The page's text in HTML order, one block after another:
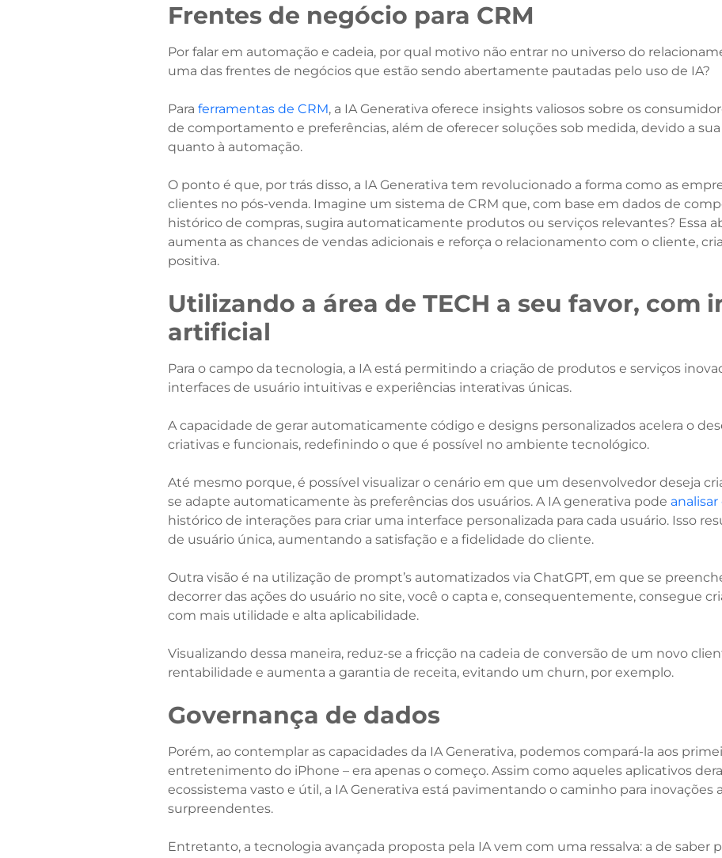
Frentes de negócio para CRM
Por falar em automação e cadeia, por qual motivo não entrar no universo do
uma das frentes de negócios que estão sendo abertamente pautadas pelo uso de IA?
Para ferramentas de CRM, a IA Generativa oferece insights valiosos sobre os
de comportamento e preferências, além de oferecer soluções sob medida, devido a
quanto à automação.
O ponto é que, por trás disso, a IA Generativa tem revolucionado a forma como as
clientes no pós-venda. Imagine um sistema de CRM que, com base em dados de
histórico de compras, sugira automaticamente produtos ou serviços relevantes? Essa
aumenta as chances de vendas adicionais e reforça o relacionamento com o cliente,
positiva.
Utilizando a área de TECH a seu favor, com
artificial
Para o campo da tecnologia, a IA está permitindo a criação de produtos e serviços
interfaces de usuário intuitivas e experiências interativas únicas.
A capacidade de gerar automaticamente código e designs personalizados acelera o
criativas e funcionais, redefinindo o que é possível no ambiente tecnológico.
Até mesmo porque, é possível visualizar o cenário em que um desenvolvedor deseja
se adapte automaticamente às preferências dos usuários. A IA generativa pode
histórico de interações para criar uma interface personalizada para cada usuário. Isso
de usuário única, aumentando a satisfação e a fidelidade do cliente.
Outra visão é na utilização de prompt’s automatizados via ChatGPT, em que se
decorrer das ações do usuário no site, você o capta e, consequentemente, consegue
com mais utilidade e alta aplicabilidade.
Visualizando dessa maneira, reduz-se a fricção na cadeia de conversão de um novo
rentabilidade e aumenta a garantia de receita, evitando um churn, por exemplo.
Governança de dados
Porém, ao contemplar as capacidades da IA Generativa, podemos compará-la aos
entretenimento do iPhone – era apenas o começo. Assim como aqueles aplicativos
ecossistema vasto e útil, a IA Generativa está pavimentando o caminho para inovações
surpreendentes.
Entretanto, a tecnologia avançada proposta pela IA vem com uma ressalva: a de saber